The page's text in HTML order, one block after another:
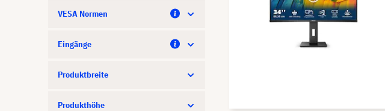
VESA Normen
Eingänge
Produktbreite
Produkthöhe